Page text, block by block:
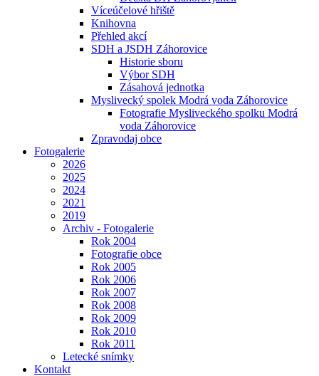
Víceúčelové hřiště
Knihovna
Přehled akcí
SDH a JSDH Záhorovice
Historie sboru
Výbor SDH
Zásahová jednotka
Myslivecký spolek Modrá voda Záhorovice
Fotografie Mysliveckého spolku Modrá
voda Záhorovice
Zpravodaj obce
Fotogalerie
2026
2025
2024
2021
2019
Archiv - Fotogalerie
Rok 2004
Fotografie obce
Rok 2005
Rok 2006
Rok 2007
Rok 2008
Rok 2009
Rok 2010
Rok 2011
Letecké snímky
Kontakt